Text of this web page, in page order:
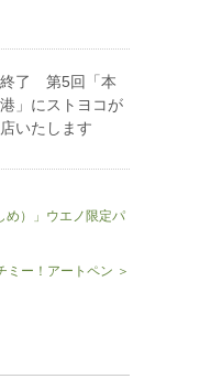
了 第5回「本
」にストヨコが
いたします
め）」ウエノ限定パ
ミー！アートペン ＞